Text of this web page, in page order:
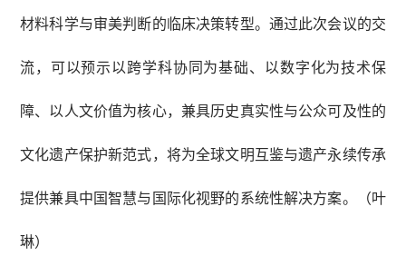
材料科学与审美判断的临床决策转型。通过此次会议的交
流，可以预示以跨学科协同为基础、以数字化为技术保
障、以人文价值为核心，兼具历史真实性与公众可及性的
文化遗产保护新范式，将为全球文明互鉴与遗产永续传承
提供兼具中国智慧与国际化视野的系统性解决方案。（叶
琳）